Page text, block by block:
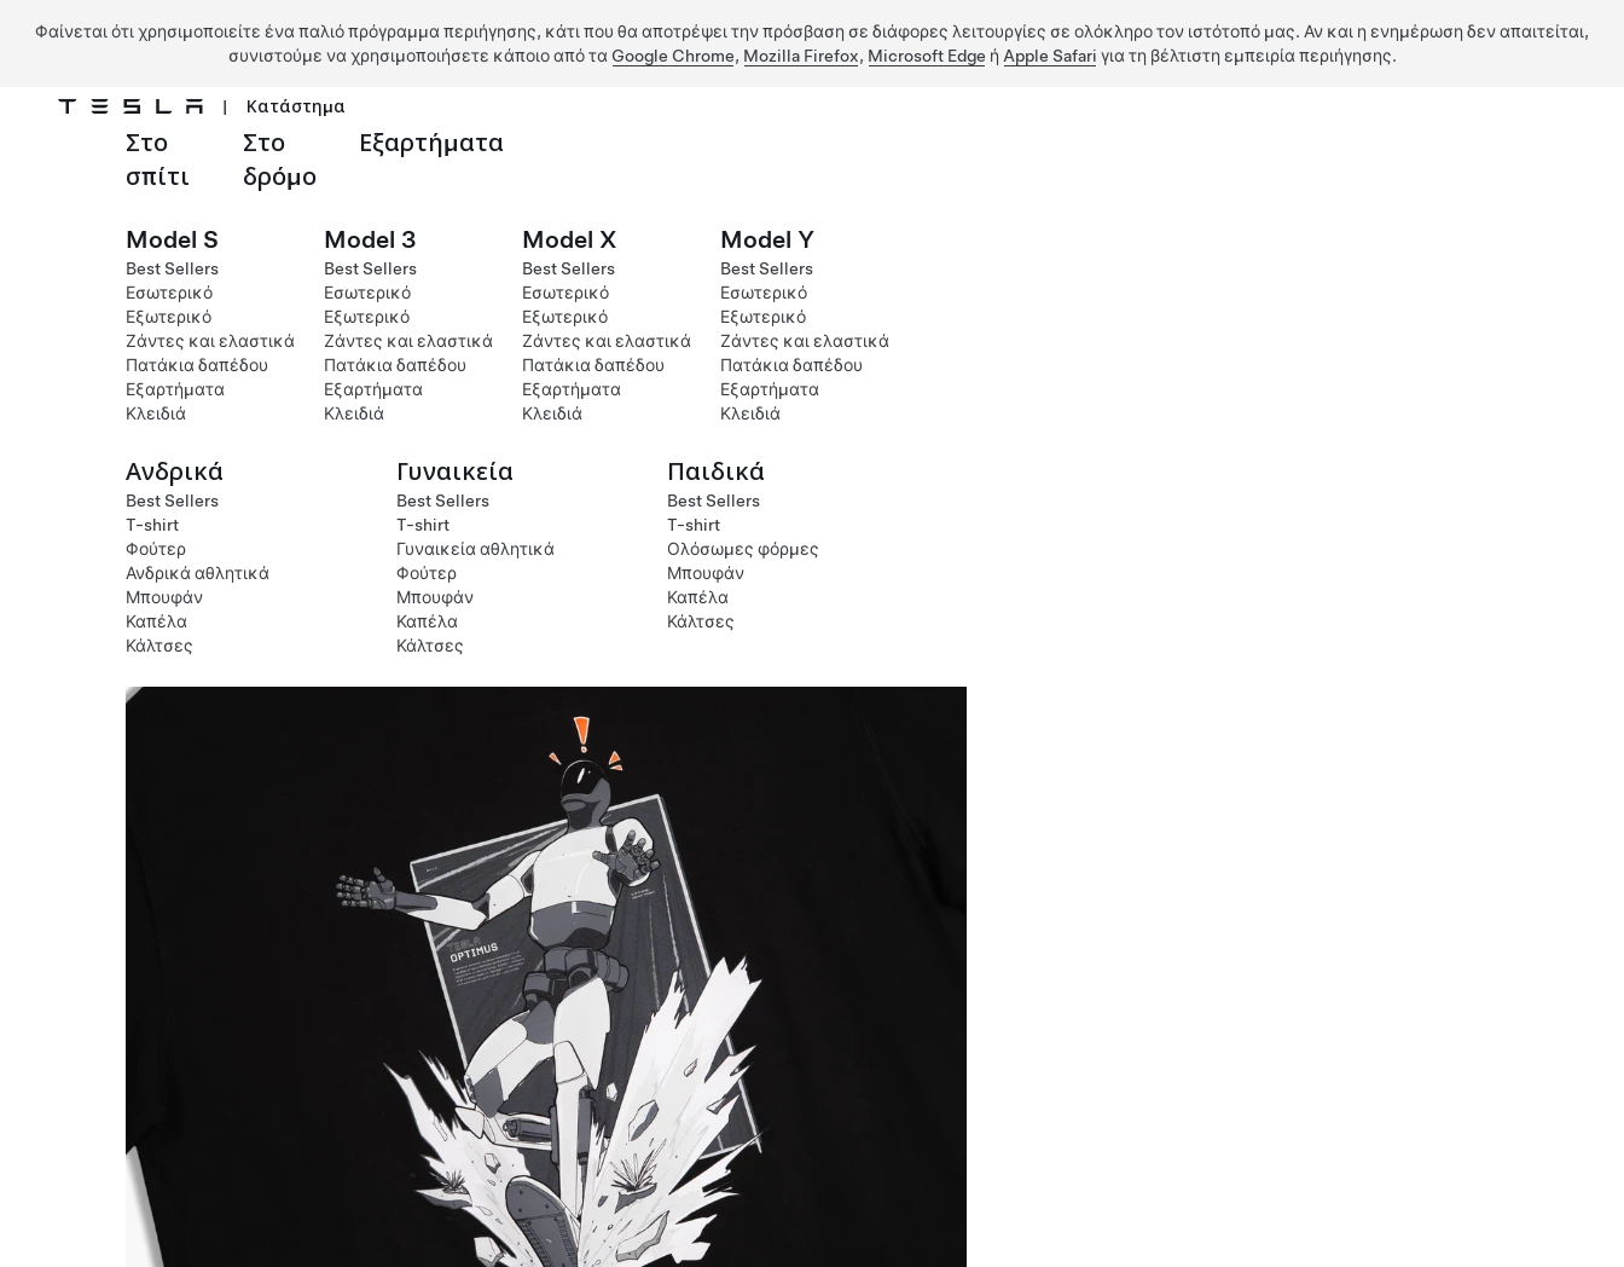
Φαίνεται ότι χρησιμοποιείτε ένα παλιό πρόγραμμα περιήγησης, κάτι που θα αποτρέψει την πρόσβαση σε διάφορες λειτουργίες σε ολόκληρο τον ιστότοπό μας. Αν και η ενημέρωση δεν απαιτείται,
συνιστούμε να χρησιμοποιήσετε κάποιο από τα Google Chrome, Mozilla Firefox, Microsoft Edge ή Apple Safari για τη βέλτιστη εμπειρία περιήγησης.
Μετάβαση στο κύριο περιεχόμενο
| Κατάστημα
Στο
σπίτι
Στο
δρόμο
Εξαρτήματα
Model S
Best Sellers
Εσωτερικό
Εξωτερικό
Ζάντες και ελαστικά
Πατάκια δαπέδου
Εξαρτήματα
Κλειδιά
Model 3
Best Sellers
Εσωτερικό
Εξωτερικό
Ζάντες και ελαστικά
Πατάκια δαπέδου
Εξαρτήματα
Κλειδιά
Model X
Best Sellers
Εσωτερικό
Εξωτερικό
Ζάντες και ελαστικά
Πατάκια δαπέδου
Εξαρτήματα
Κλειδιά
Model Y
Best Sellers
Εσωτερικό
Εξωτερικό
Ζάντες και ελαστικά
Πατάκια δαπέδου
Εξαρτήματα
Κλειδιά
Ανδρικά
Best Sellers
T-shirt
Φούτερ
Ανδρικά αθλητικά
Μπουφάν
Καπέλα
Κάλτσες
Γυναικεία
Best Sellers
T-shirt
Γυναικεία αθλητικά
Φούτερ
Μπουφάν
Καπέλα
Κάλτσες
Παιδικά
Best Sellers
T-shirt
Ολόσωμες φόρμες
Μπουφάν
Καπέλα
Κάλτσες